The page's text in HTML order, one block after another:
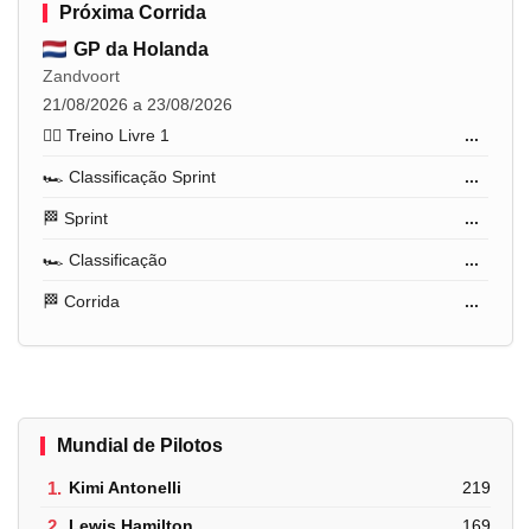
Próxima Corrida
GP da Holanda
Zandvoort
21/08/2026 a 23/08/2026
🏋️‍♂️ Treino Livre 1
...
🏎️ Classificação Sprint ...
🏁 Sprint ...
🏎️ Classificação ...
🏁 Corrida ...
Mundial de Pilotos
1. Kimi Antonelli 219